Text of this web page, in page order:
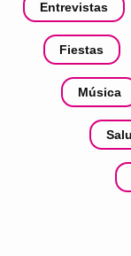
Entrevistas
Fiestas
Música